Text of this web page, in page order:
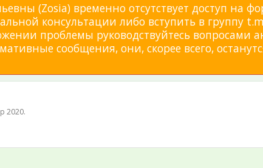
(Zosia) временно отсутствует доступ на
консультации либо вступить в группу
проблемы руководствуйтесь вопросами
сообщения, они, скорее всего,
2020.